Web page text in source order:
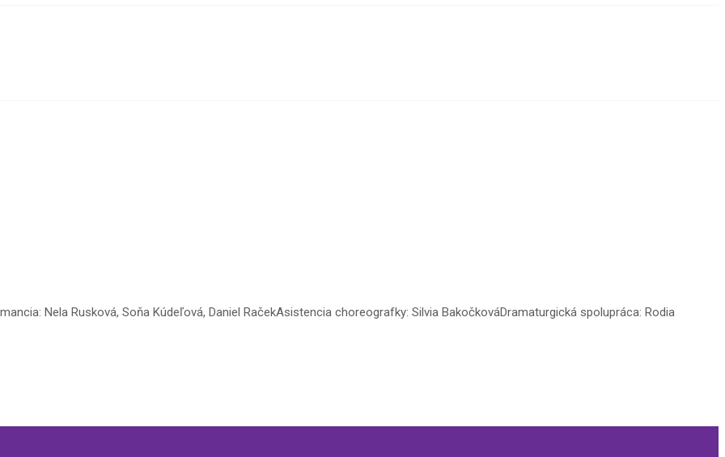
Nela Rusková, Soňa Kúdeľová, Daniel RačekAsistencia choreografky: Silvia BakočkováDramaturgická spolupráca: Rodia